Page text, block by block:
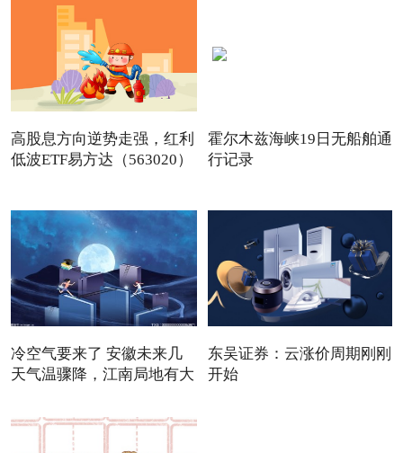
高股息方向逆势走强，红利
低波ETF易方达（563020）
霍尔木兹海峡19日无船舶通
行记录
冷空气要来了 安徽未来几
天气温骤降，江南局地有大
东吴证券：云涨价周期刚刚
开始